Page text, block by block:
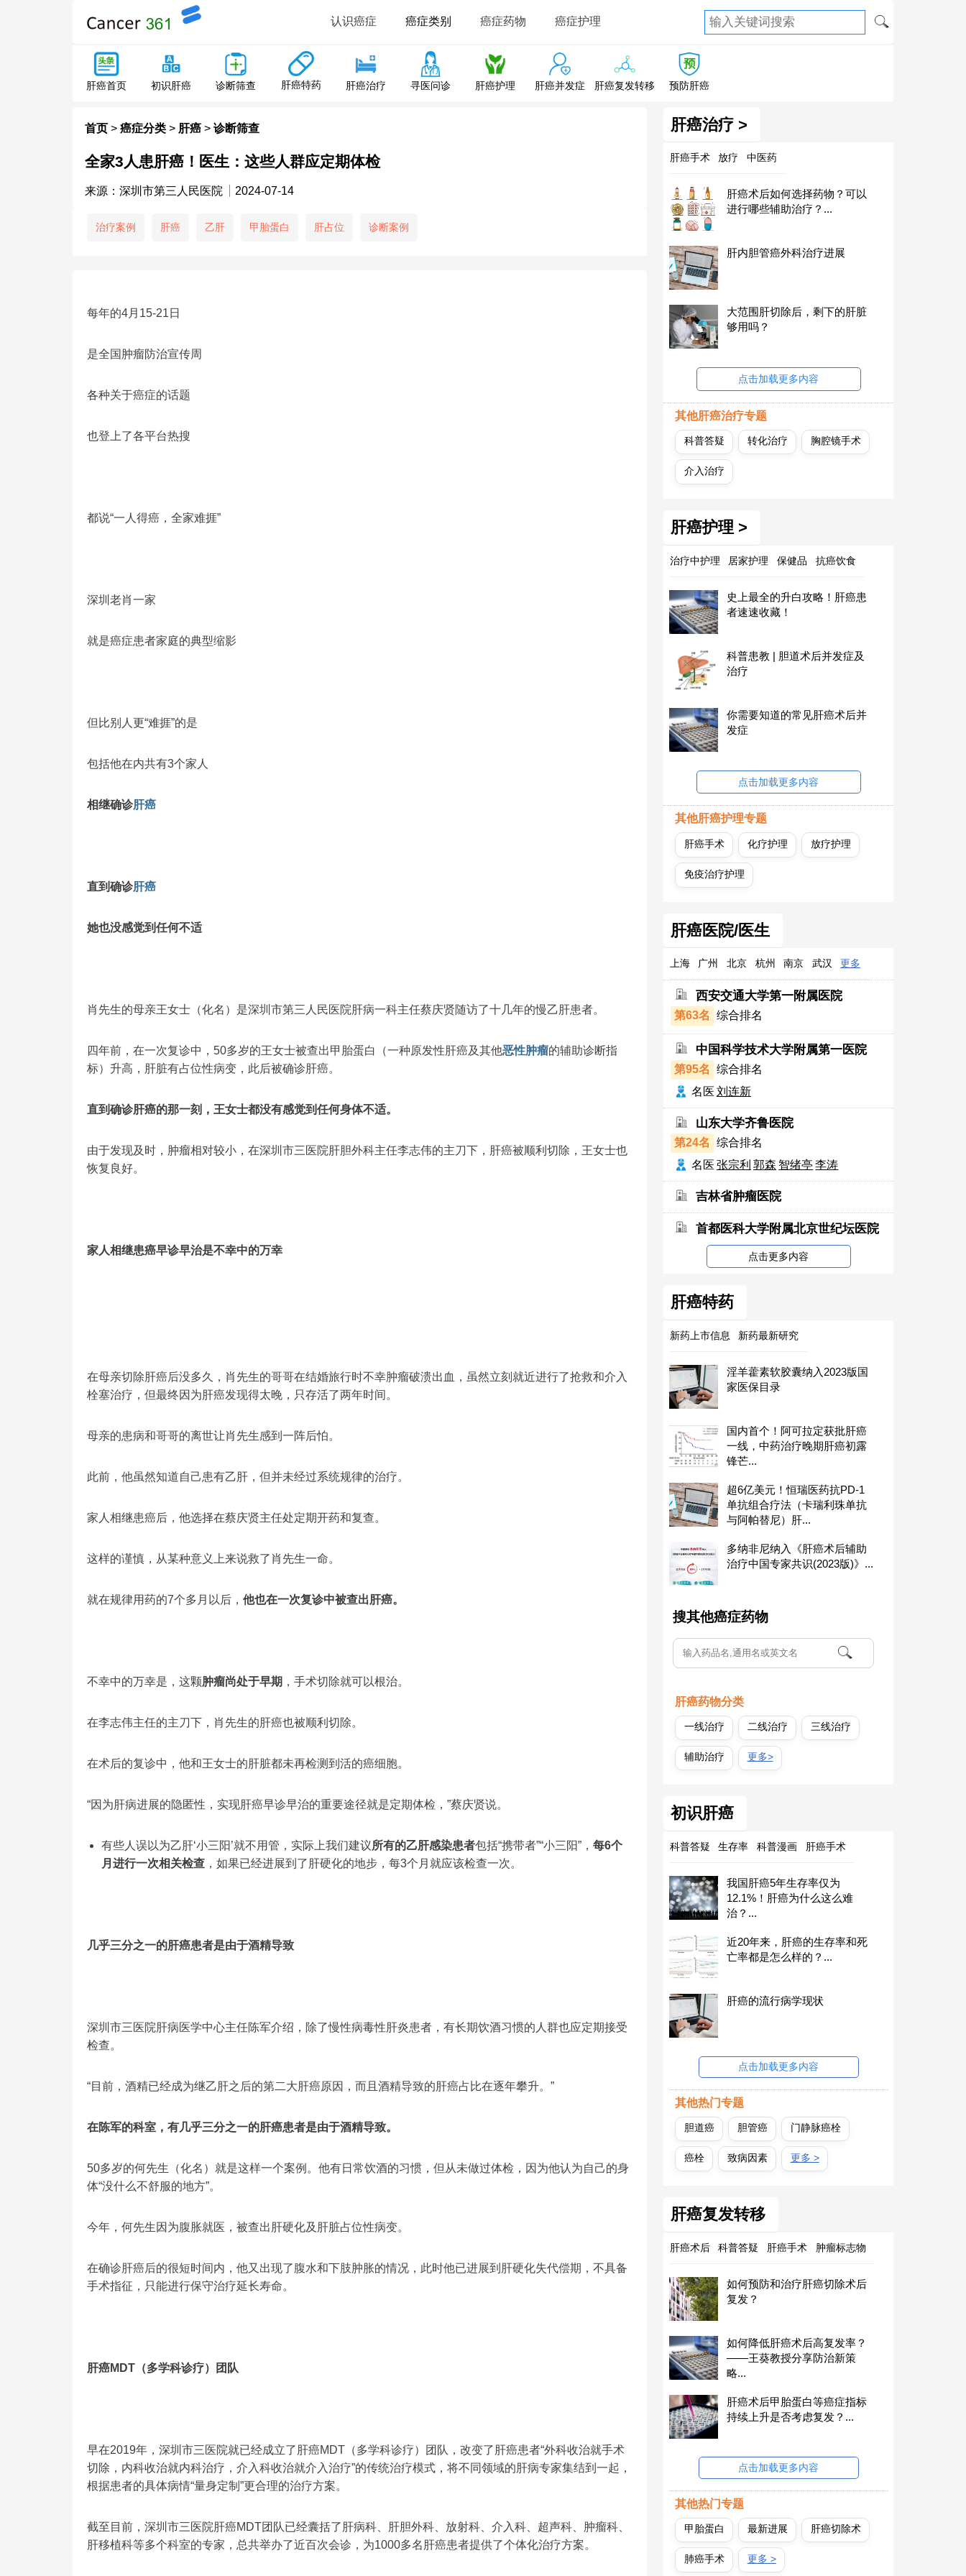
认识癌症 癌症类别 癌症药物 癌症护理
肝癌首页 初识肝癌 诊断筛查 肝癌特药 肝癌治疗 寻医问诊 肝癌护理 肝癌并发症 肝癌复发转移 预防肝癌
首页> 癌症分类> 肝癌> 诊断筛查
全家3人患肝癌！医生：这些人群应定期体检
来源：深圳市第三人民医院 2024-07-14
治疗案例 肝癌 乙肝 甲胎蛋白 肝占位 诊断案例
每年的4月15-21日
是全国肿瘤防治宣传周
各种关于癌症的话题
也登上了各平台热搜
都说“一人得癌，全家难捱”
深圳老肖一家
就是癌症患者家庭的典型缩影
但比别人更“难捱”的是
包括他在内共有3个家人
相继确诊肝癌
直到确诊肝癌
她也没感觉到任何不适
肖先生的母亲王女士（化名）是深圳市第三人民医院肝病一科主任蔡庆贤随访了十几年的慢乙肝患者。
四年前，在一次复诊中，50多岁的王女士被查出甲胎蛋白（一种原发性肝癌及其他恶性肿瘤的辅助诊断指
标）升高，肝脏有占位性病变，此后被确诊肝癌。
直到确诊肝癌的那一刻，王女士都没有感觉到任何身体不适。
由于发现及时，肿瘤相对较小，在深圳市三医院肝胆外科主任李志伟的主刀下，肝癌被顺利切除，王女士也
恢复良好。
家人相继患癌早诊早治是不幸中的万幸
在母亲切除肝癌后没多久，肖先生的哥哥在结婚旅行时不幸肿瘤破溃出血，虽然立刻就近进行了抢救和介入
栓塞治疗，但最终因为肝癌发现得太晚，只存活了两年时间。
母亲的患病和哥哥的离世让肖先生感到一阵后怕。
此前，他虽然知道自己患有乙肝，但并未经过系统规律的治疗。
家人相继患癌后，他选择在蔡庆贤主任处定期开药和复查。
这样的谨慎，从某种意义上来说救了肖先生一命。
就在规律用药的7个多月以后， 他也在一次复诊中被查出肝癌。
不幸中的万幸是，这颗肿瘤尚处于早期 ，手术切除就可以根治。
在李志伟主任的主刀下，肖先生的肝癌也被顺利切除。
在术后的复诊中，他和王女士的肝脏都未再检测到活的癌细胞。
“因为肝病进展的隐匿性，实现肝癌早诊早治的重要途径就是定期体检，”蔡庆贤说。
有些人误以为乙肝‘小三阳’就不用管，实际上我们建议所有的乙肝感染患者包括“携带者”“小三阳”， 每6个
月进行一次相关检查，如果已经进展到了肝硬化的地步，每3个月就应该检查一次。
几乎三分之一的肝癌患者是由于酒精导致
深圳市三医院肝病医学中心主任陈军介绍，除了慢性病毒性肝炎患者，有长期饮酒习惯的人群也应定期接受
检查。
“目前，酒精已经成为继乙肝之后的第二大肝癌原因，而且酒精导致的肝癌占比在逐年攀升。”
在陈军的科室， 有几乎三分之一的肝癌患者是由于酒精导致。
50多岁的何先生（化名）就是这样一个案例。他有日常饮酒的习惯，但从未做过体检，因为他认为自己的身
体“没什么不舒服的地方”。
今年，何先生因为腹胀就医，被查出肝硬化及肝脏占位性病变。
在确诊肝癌后的很短时间内，他又出现了腹水和下肢肿胀的情况，此时他已进展到肝硬化失代偿期，不具备
手术指征，只能进行保守治疗延长寿命。
肝癌MDT（多学科诊疗）团队
早在2019年，深圳市三医院就已经成立了肝癌MDT（多学科诊疗）团队，改变了肝癌患者“外科收治就手术
切除，内科收治就内科治疗，介入科收治就介入治疗”的传统治疗模式，将不同领域的肝病专家集结到一起，
根据患者的具体病情“量身定制”更合理的治疗方案。
截至目前，深圳市三医院肝癌MDT团队已经囊括了肝病科、肝胆外科、放射科、介入科、超声科、肿瘤科、
肝移植科等多个科室的专家，总共举办了近百次会诊，为1000多名肝癌患者提供了个体化治疗方案。
肝癌治疗 >
肝癌手术 放疗 中医药
肝癌术后如何选择药物？可以
进行哪些辅助治疗？...
肝内胆管癌外科治疗进展
大范围肝切除后，剩下的肝脏
够用吗？
点击加载更多内容
其他肝癌治疗专题
科普答疑 转化治疗 胸腔镜手术
介入治疗
肝癌护理 >
治疗中护理 居家护理 保健品 抗癌饮食
史上最全的升白攻略！肝癌患
者速速收藏！
科普患教 | 胆道术后并发症及
治疗
你需要知道的常见肝癌术后并
发症
点击加载更多内容
其他肝癌护理专题
肝癌手术 化疗护理 放疗护理
免疫治疗护理
肝癌医院/医生
上海 广州 北京 杭州 南京 武汉 更多
西安交通大学第一附属医院
第63名 综合排名
中国科学技术大学附属第一医院
第95名
综合排名
名医 刘连新
山东大学齐鲁医院
第24名
综合排名
名医 张宗利 郭森 智绪亭 李涛
吉林省肿瘤医院
首都医科大学附属北京世纪坛医院
点击更多内容
肝癌特药
新药上市信息 新药最新研究
淫羊藿素软胶囊纳入2023版国
家医保目录
国内首个！阿可拉定获批肝癌
一线，中药治疗晚期肝癌初露
锋芒...
超6亿美元！恒瑞医药抗PD-1
单抗组合疗法（卡瑞利珠单抗
与阿帕替尼）肝...
多纳非尼纳入《肝癌术后辅助
治疗中国专家共识(2023版)》...
搜其他癌症药物
肝癌药物分类
一线治疗 二线治疗 三线治疗
辅助治疗 更多>
初识肝癌
科普答疑 生存率 科普漫画 肝癌手术
我国肝癌5年生存率仅为
12.1%！肝癌为什么这么难
治？...
近20年来，肝癌的生存率和死
亡率都是怎么样的？...
肝癌的流行病学现状
点击加载更多内容
其他热门专题
胆道癌 胆管癌 门静脉癌栓
癌栓 致病因素 更多 >
肝癌复发转移
肝癌术后 科普答疑 肝癌手术 肿瘤标志物
如何预防和治疗肝癌切除术后
复发？
如何降低肝癌术后高复发率？
——王葵教授分享防治新策
略...
肝癌术后甲胎蛋白等癌症指标
持续上升是否考虑复发？...
点击加载更多内容
其他热门专题
甲胎蛋白 最新进展 肝癌切除术
肺癌手术 更多 >